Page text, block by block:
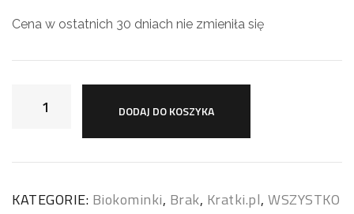
Cena w ostatnich 30 dniach nie zmieniła się
DODAJ DO KOSZYKA
KATEGORIE: Biokominki, Brak, Kratki.pl, WSZYSTKO